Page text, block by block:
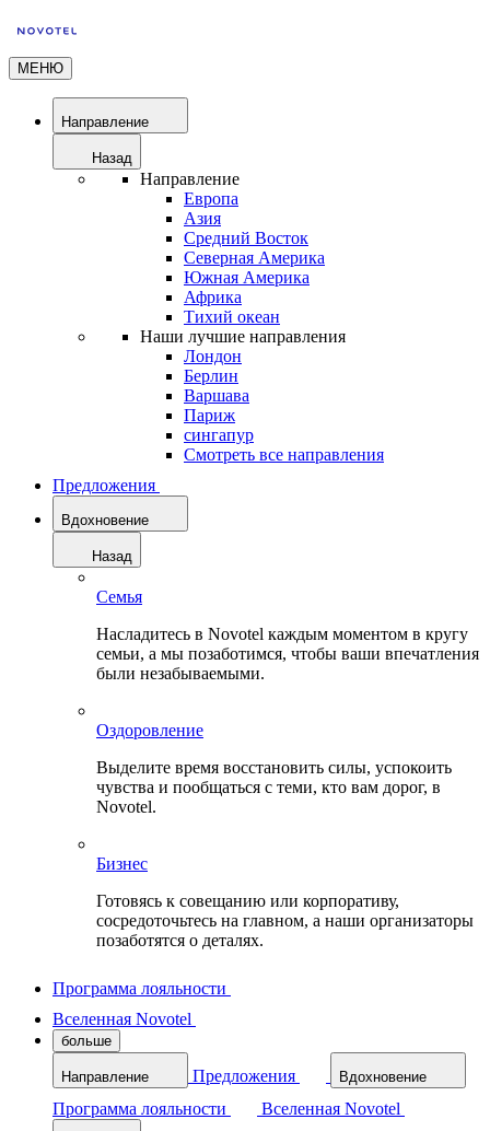
МЕНЮ
Направление
Назад
Направление
Европа
Азия
Средний Восток
Северная Америка
Южная Америка
Африка
Тихий океан
Наши лучшие направления
Лондон
Берлин
Варшава
Париж
сингапур
Смотреть все направления
Предложения
Вдохновение
Назад
Семья
Насладитесь в Novotel каждым моментом в кругу
семьи, а мы позаботимся, чтобы ваши впечатления
были незабываемыми.
Оздоровление
Выделите время восстановить силы, успокоить
чувства и пообщаться с теми, кто вам дорог, в
Novotel.
Бизнес
Готовясь к совещанию или корпоративу,
сосредоточьтесь на главном, а наши организаторы
позаботятся о деталях.
Программа лояльности
Вселенная Novotel
больше
Направление Предложения Вдохновение
Программа лояльности Вселенная Novotel